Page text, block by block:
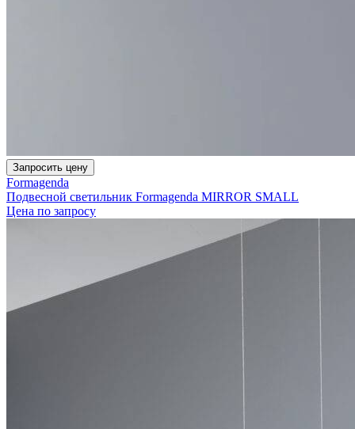
Запросить цену
Formagenda
Подвесной светильник Formagenda MIRROR SMALL
Цена по запросу